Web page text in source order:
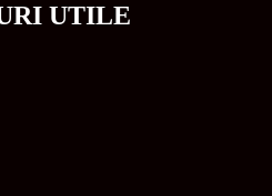
UTILE